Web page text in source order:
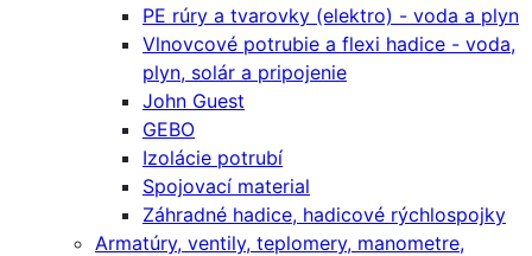
PE rúry a tvarovky (elektro) - voda a plyn
Vlnovcové potrubie a flexi hadice - voda,
plyn, solár a pripojenie
John Guest
GEBO
Izolácie potrubí
Spojovací material
Záhradné hadice, hadicové rýchlospojky
Armatúry, ventily, teplomery, manometre,